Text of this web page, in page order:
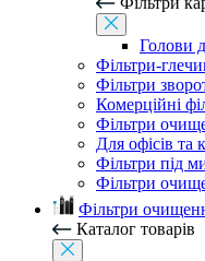
Голови
Фільтри-
Фільтри
Комерційні
Фільтри
Для офісів та
Фільтри під
Фільтри
Фільтри
Каталог товарів